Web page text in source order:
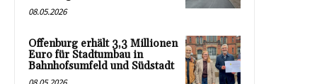
08.05.2026
Offenburg erhält 3,3 Millionen
Euro für Stadtumbau in
Bahnhofsumfeld und Südstadt